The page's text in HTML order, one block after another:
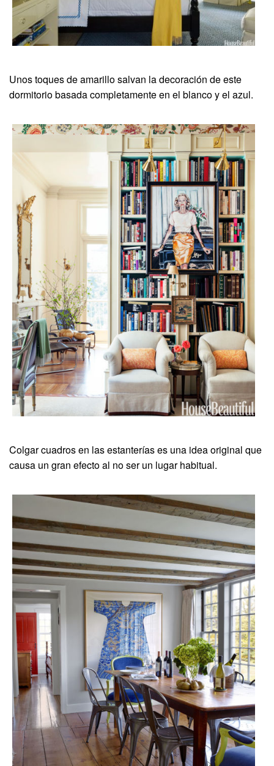
Unos toques de amarillo salvan la decoración de este
dormitorio basada completamente en el blanco y el azul.
Colgar cuadros en las estanterías es una idea original que
causa un gran efecto al no ser un lugar habitual.